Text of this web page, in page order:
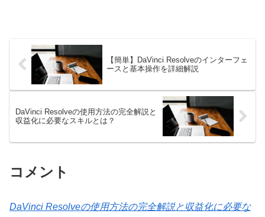
【簡単】DaVinci Resolveのインターフェ
ースと基本操作を詳細解説
DaVinci Resolveの使用方法の完全解説と
収益化に必要なスキルとは？
コメント
DaVinci Resolveの使用方法の完全解説と収益化に必要な